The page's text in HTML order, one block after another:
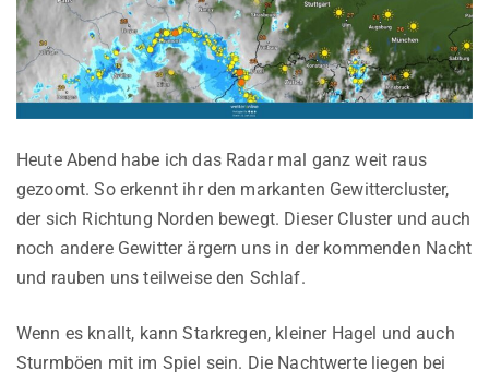
Heute Abend habe ich das Radar mal ganz weit raus
gezoomt. So erkennt ihr den markanten Gewittercluster,
der sich Richtung Norden bewegt. Dieser Cluster und auch
noch andere Gewitter ärgern uns in der kommenden Nacht
und rauben uns teilweise den Schlaf.
Wenn es knallt, kann Starkregen, kleiner Hagel und auch
Sturmböen mit im Spiel sein. Die Nachtwerte liegen bei